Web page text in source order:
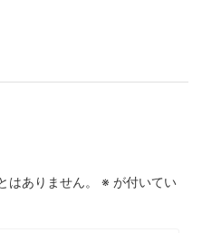
はありません。 ※ が付いてい